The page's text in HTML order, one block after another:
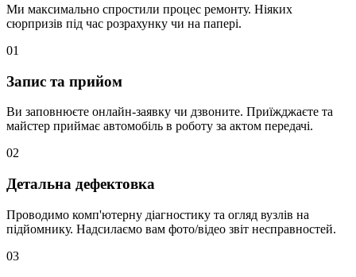
Ми максимально спростили процес ремонту. Ніяких
сюрпризів під час розрахунку чи на папері.
01
Запис та прийом
Ви заповнюєте онлайн-заявку чи дзвоните. Приїжджаєте та
майстер приймає автомобіль в роботу за актом передачі.
02
Детальна дефектовка
Проводимо комп'ютерну діагностику та огляд вузлів на
підйомнику. Надсилаємо вам фото/відео звіт несправностей.
03